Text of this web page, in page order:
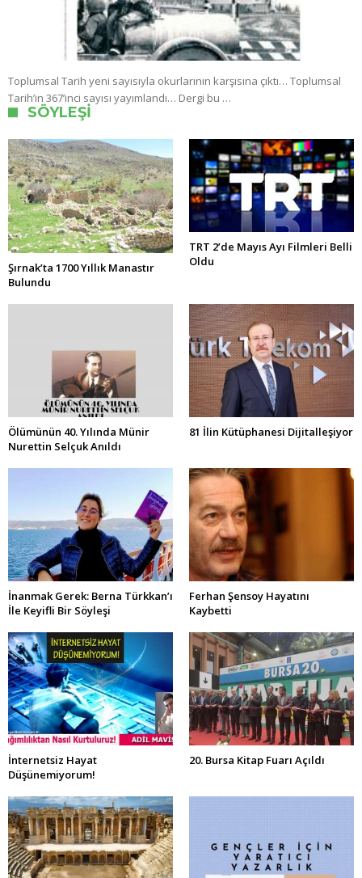
Toplumsal Tarih yeni sayısıyla okurlarının karşısına çıktı… Toplumsal
Tarih’in 367’inci sayısı yayımlandı… Dergi bu …
SÖYLEŞI
Şırnak’ta 1700 Yıllık Manastır
Bulundu
TRT 2’de Mayıs Ayı Filmleri Belli
Oldu
Ölümünün 40. Yılında Münir
Nurettin Selçuk Anıldı
81 İlin Kütüphanesi Dijitalleşiyor
İnanmak Gerek: Berna Türkkan’ı
İle Keyifli Bir Söyleşi
Ferhan Şensoy Hayatını
Kaybetti
İnternetsiz Hayat
Düşünemiyorum!
20. Bursa Kitap Fuarı Açıldı